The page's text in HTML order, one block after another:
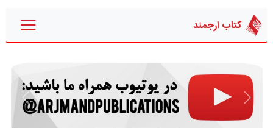
کتاب ارجمند
قبلی بعدی